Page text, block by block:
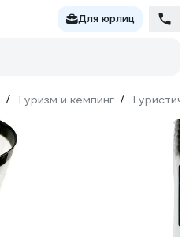
Для юрлиц
/ Туризм и кемпинг /